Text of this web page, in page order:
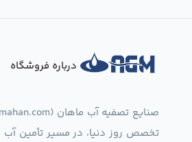
درباره فروشگاه
تخصص روز دنیا، در مسیر تأمین آب